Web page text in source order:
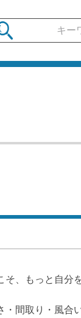
、もっと自分
間取り・風合